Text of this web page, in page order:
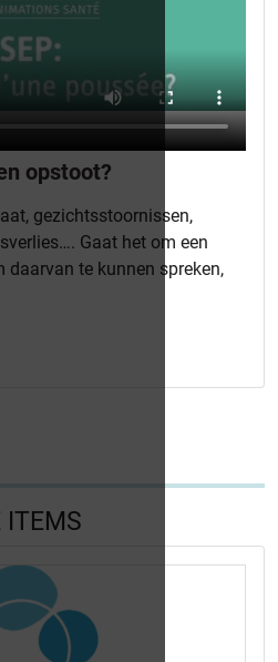
opstoot?
gezichtsstoornissen,
Gaat het om een
te kunnen spreken,
ITEMS